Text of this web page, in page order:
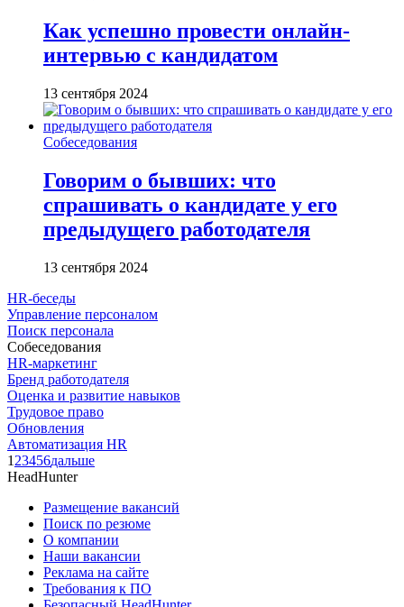
Как успешно провести онлайн-
интервью с кандидатом
13 сентября 2024
Собеседования
Говорим о бывших: что
спрашивать о кандидате у его
предыдущего работодателя
13 сентября 2024
HR-беседы
Управление персоналом
Поиск персонала
Собеседования
HR-маркетинг
Бренд работодателя
Оценка и развитие навыков
Трудовое право
Обновления
Автоматизация HR
1 23456дальше
HeadHunter
Размещение вакансий
Поиск по резюме
О компании
Наши вакансии
Реклама на сайте
Требования к ПО